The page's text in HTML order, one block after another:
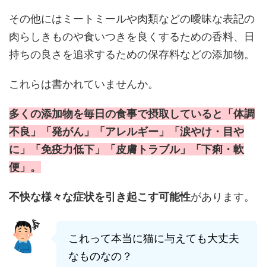
その他にはミートミールや肉類などの曖昧な表記の
肉らしきものや食いつきを良くするための香料、日
持ちの良さを追求するための保存料などの添加物。
これらは書かれていませんか。
多くの添加物を毎日の食事で摂取していると「体調
不良」「発がん」「アレルギー」「涙やけ・目や
に」「免疫力低下」「皮膚トラブル」「下痢・軟
便」。
不快な様々な症状を引き起こす可能性があります。
これって本当に猫に与えても大丈夫
なものなの？